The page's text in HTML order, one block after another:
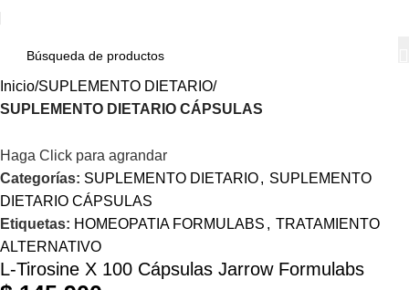
Inicio SUPLEMENTO DIETARIO
SUPLEMENTO DIETARIO CÁPSULAS
Haga Click para agrandar
Categorías: SUPLEMENTO DIETARIO, SUPLEMENTO
DIETARIO CÁPSULAS
Etiquetas: HOMEOPATIA FORMULABS , TRATAMIENTO
ALTERNATIVO
L-Tirosine X 100 Cápsulas Jarrow Formulabs